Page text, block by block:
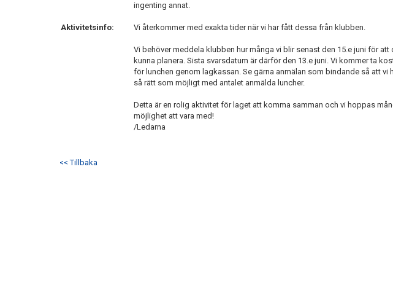
Aktivitetsinfo:
ingenting annat.
Vi återkommer med exakta tider när vi har fått dessa från klubben.
Vi behöver meddela klubben hur många vi blir senast den 15.e juni för att
kunna planera. Sista svarsdatum är därför den 13.e juni. Vi kommer ta
för lunchen genom lagkassan. Se gärna anmälan som bindande så att vi
så rätt som möjligt med antalet anmälda luncher.
Detta är en rolig aktivitet för laget att komma samman och vi hoppas
möjlighet att vara med!
/Ledarna
<< Tillbaka